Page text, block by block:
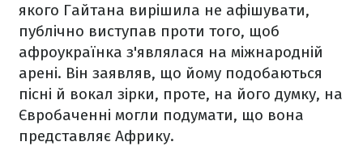
якого Гайтана вирішила не афішувати,
публічно виступав проти того, щоб
афроукраїнка з'являлася на міжнародній
арені. Він заявляв, що йому подобаються
пісні й вокал зірки, проте, на його думку, на
Євробаченні могли подумати, що вона
представляє Африку.